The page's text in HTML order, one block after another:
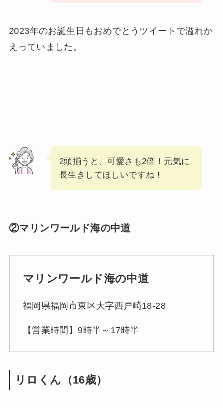
2023年のお誕生日もおめでとうツイートで溢れか
えっていました。
2頭揃うと、可愛さも2倍！元気に
長生きしてほしいですね！
②マリンワールド海の中道
マリンワールド海の中道
福岡県福岡市東区大字西戸崎18-28
【営業時間】9時半～17時半
リロくん（16歳）